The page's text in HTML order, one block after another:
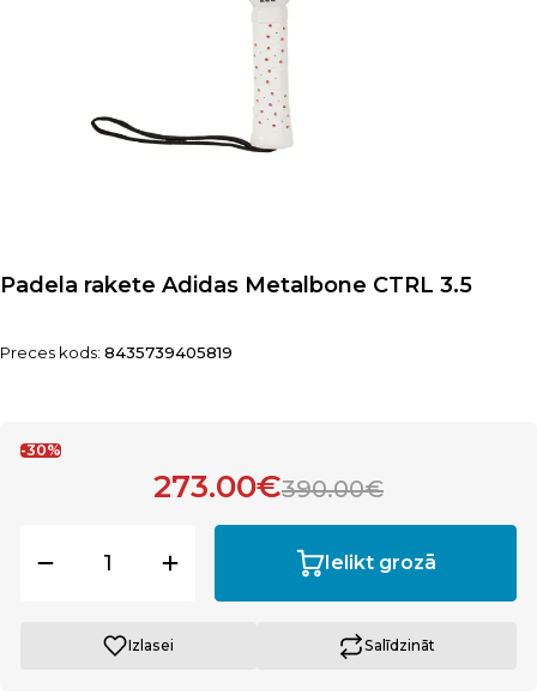
Padela rakete Adidas Metalbone CTRL 3.5
Preces kods: 8435739405819
-30%
273.00€390.00€
Ielikt grozā
Izlasei Salīdzināt